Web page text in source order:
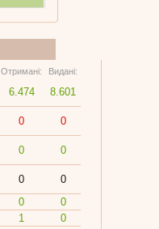
Отримані: Видані:
6.474 8.601
0 0
0 0
0
0
0
0
1
0